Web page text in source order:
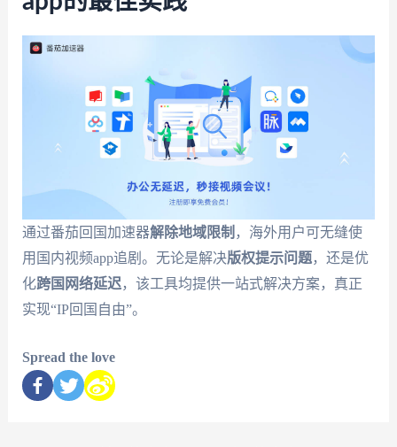
通过番茄回国加速器解除地域限制 ，海外用户可无缝使
用国内视频app追剧。无论是解决版权提示问题，还是优
化跨国网络延迟，该工具均提供一站式解决方案，真正
实现“IP回国自由”。
Spread the love